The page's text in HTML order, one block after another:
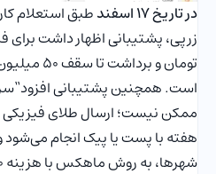
در تاریخ 17 اسفند
طبق استعلام
تومان و
است. همچنین پشتیبانی
ممکن نیست؛ ارسال طلای فیزیکی
هفته با پست یا پیک انجام می‌شود